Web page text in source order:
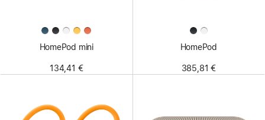
HomePod mini
134,41 €
HomePod
385,81 €